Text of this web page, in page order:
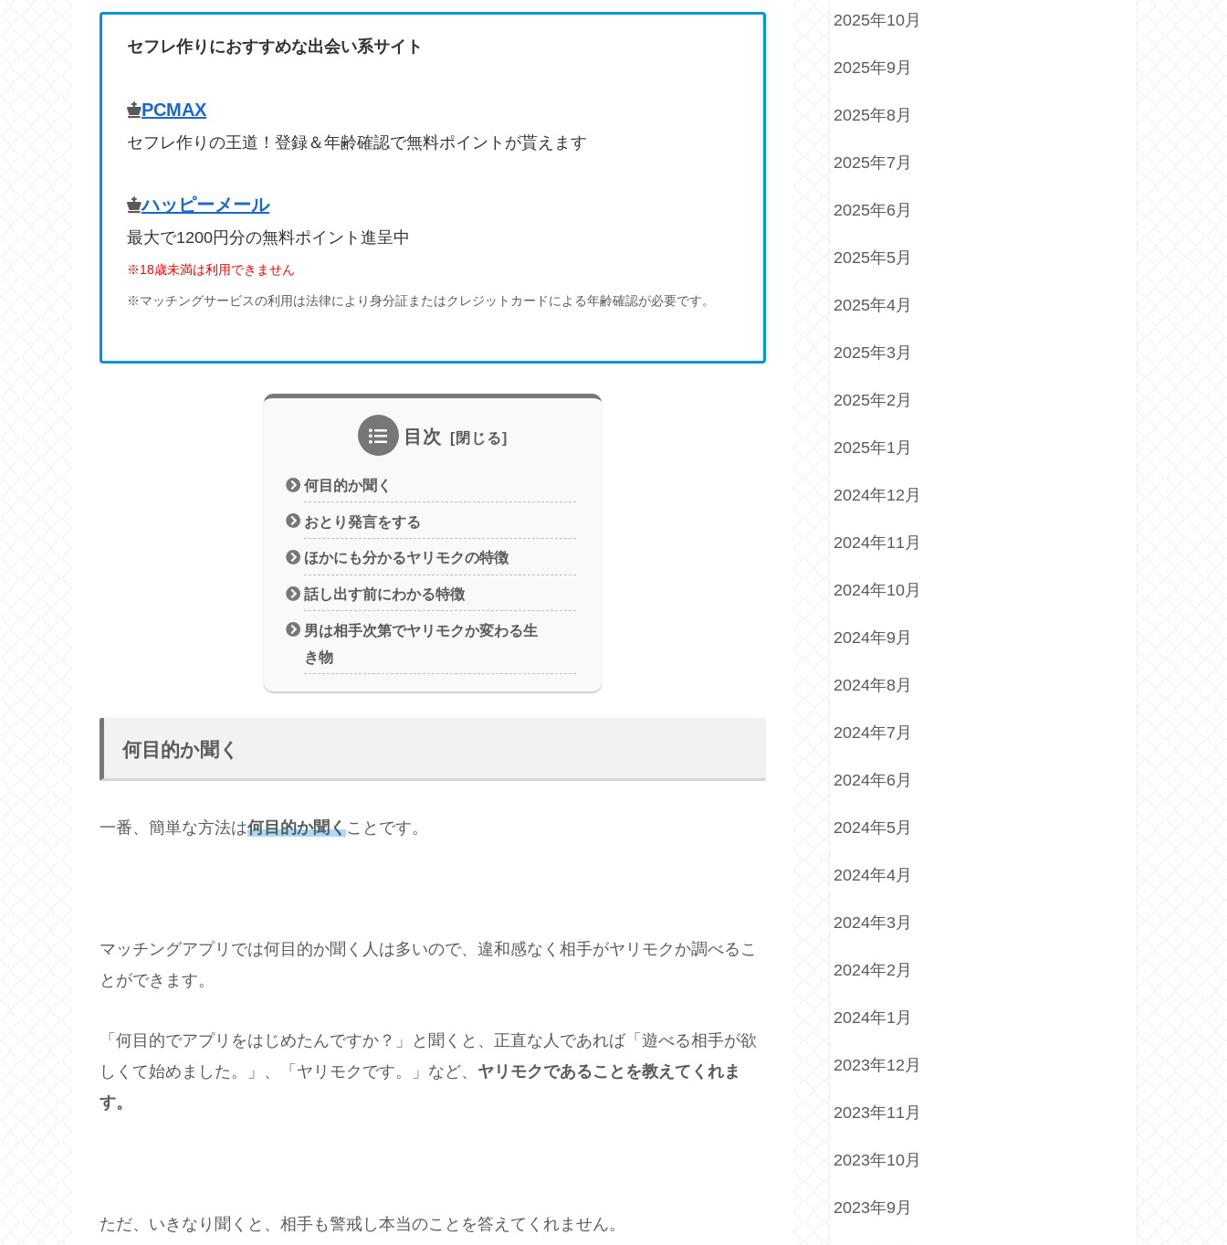
セフレ作りにおすすめな出会い系サイト
PCMAX
セフレ作りの王道！登録＆年齢確認で無料ポイントが貰えます
ハッピーメール
最大で1200円分の無料ポイント進呈中
※18歳未満は利用できません
※マッチングサービスの利用は法律により身分証またはクレジットカードによる年齢確認が必要です。
目次
何目的か聞く
おとり発言をする
ほかにも分かるヤリモクの特徴
話し出す前にわかる特徴
男は相手次第でヤリモクか変わる生
き物
何目的か聞く
一番、簡単な方法は何目的か聞くことです。
マッチングアプリでは何目的か聞く人は多いので、違和感なく相手がヤリモクか調べるこ
とができます。
「何目的でアプリをはじめたんですか？」と聞くと、正直な人であれば「遊べる相手が欲
しくて始めました。」、「ヤリモクです。」など、 ヤリモクであることを教えてくれま
す。
ただ、いきなり聞くと、相手も警戒し本当のことを答えてくれません。
2025年10月
2025年9月
2025年8月
2025年7月
2025年6月
2025年5月
2025年4月
2025年3月
2025年2月
2025年1月
2024年12月
2024年11月
2024年10月
2024年9月
2024年8月
2024年7月
2024年6月
2024年5月
2024年4月
2024年3月
2024年2月
2024年1月
2023年12月
2023年11月
2023年10月
2023年9月